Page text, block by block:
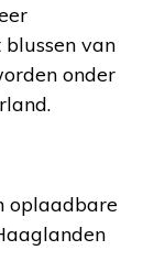
van
onder
oplaadbare